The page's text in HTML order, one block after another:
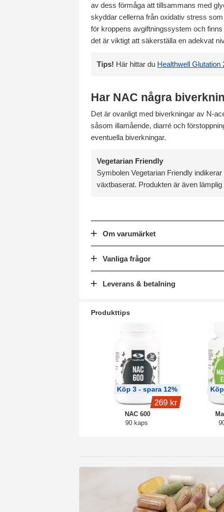
av dess förmåga att tillsammans med
skyddar cellerna från oxidativ stress
för kroppens avgiftningssystem och
det är viktigt att säkerställa en adekvat
Tips! Här hittar du Healthwell Glutation
Har NAC några
Det är ovanligt med biverkningar av N-
såsom illamående, diarré och
eventuella biverkningar.
Vegetarian Friendly
Symbolen Vegetarian Friendly
växtbaserat. Produkten är även lämplig
Om varumärket
Vanliga frågor
Leverans & betalning
Produkttips
NAC 600
90 kaps
Köp 3 - spara 12%
269 kr